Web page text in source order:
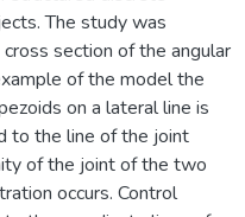
The study was
section of the angular
of the model the
on a lateral line is
to the line of the joint
of the joint of the two
occurs. Control